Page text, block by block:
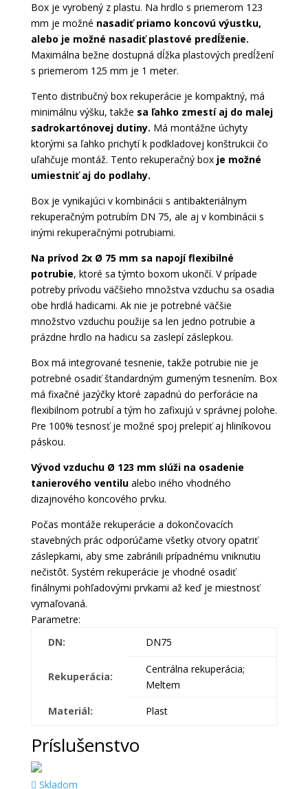
Box je vyrobený z plastu. Na hrdlo s priemerom 123
mm je možné nasadiť priamo koncovú výustku,
alebo je možné nasadiť plastové predĺženie.
Maximálna bežne dostupná dĺžka plastových predĺžení
s priemerom 125 mm je 1 meter.
Tento distribučný box rekuperácie je kompaktný, má
minimálnu výšku, takže sa ľahko zmestí aj do malej
sadrokartónovej dutiny. Má montážne úchyty
ktorými sa ľahko prichytí k podkladovej konštrukcii čo
uľahčuje montáž. Tento rekuperačný box je možné
umiestniť aj do podlahy.
Box je vynikajúci v kombinácii s antibakteriálnym
rekuperačným potrubím DN 75, ale aj v kombinácii s
inými rekuperačnými potrubiami.
Na prívod 2x Ø 75 mm sa napojí flexibilné
potrubie, ktoré sa týmto boxom ukončí. V prípade
potreby prívodu väčšieho množstva vzduchu sa osadia
obe hrdlá hadicami. Ak nie je potrebné väčšie
množstvo vzduchu použije sa len jedno potrubie a
prázdne hrdlo na hadicu sa zaslepí záslepkou.
Box má integrované tesnenie, takže potrubie nie je
potrebné osadiť štandardným gumeným tesnením. Box
má fixačné jazýčky ktoré zapadnú do perforácie na
flexibilnom potrubí a tým ho zafixujú v správnej polohe.
Pre 100% tesnosť je možné spoj prelepiť aj hliníkovou
páskou.
Vývod vzduchu Ø 123 mm slúži na osadenie
tanierového ventilualebo iného vhodného
dizajnového koncového prvku.
Počas montáže rekuperácie a dokončovacích
stavebných prác odporúčame všetky otvory opatriť
záslepkami, aby sme zabránili prípadnému vniknutiu
nečistôt. Systém rekuperácie je vhodné osadiť
finálnymi pohľadovými prvkami až keď je miestnosť
vymaľovaná.
Parametre:
DN:
DN75
Rekuperácia:
Centrálna rekuperácia;
Meltem
Materiál:
Plast
Príslušenstvo
Skladom